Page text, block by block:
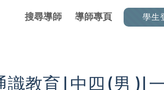
搜尋導師 導師專頁 學生
教育 | 中四 (男 ) |